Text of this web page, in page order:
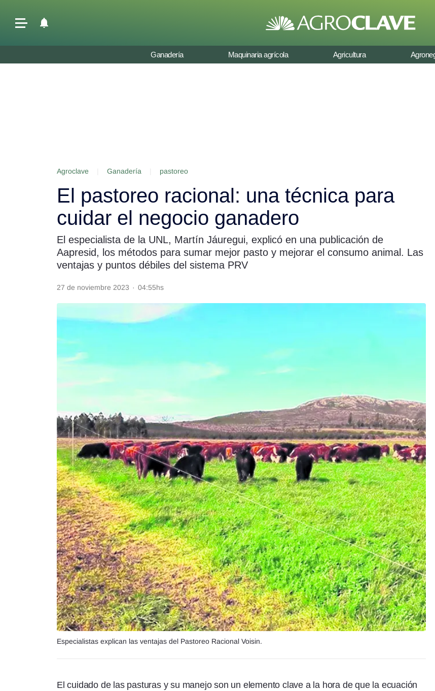
Seguinos
Ganadería Maquinaria agrícola Agricultura
Agroclave Ganadería pastoreo
El pastoreo racional: una técnica para
cuidar el negocio ganadero
El especialista de la UNL, Martín Jáuregui, explicó en una publicación de
Aapresid, los métodos para sumar mejor pasto y mejorar el consumo animal. Las
ventajas y puntos débiles del sistema PRV
27 de noviembre 2023 · 04:55hs
Especialistas explican las ventajas del Pastoreo Racional Voisin.
El cuidado de las pasturas y su manejo son un elemento clave a la hora de que la ecuación